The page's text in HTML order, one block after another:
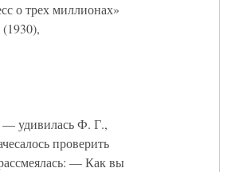
о трех миллионах»
— удивилась Ф. Г.,
проверить
— Как вы